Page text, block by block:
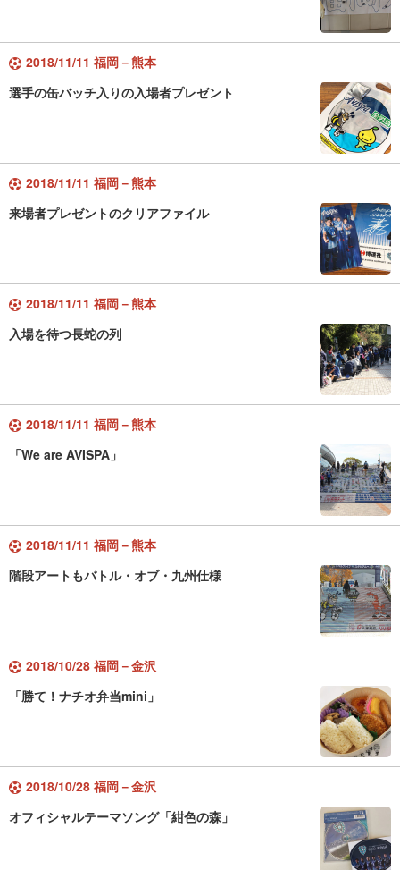
2018/11/11 福岡－熊本
選手の缶バッチ入りの入場者プレゼント
2018/11/11 福岡－熊本
来場者プレゼントのクリアファイル
2018/11/11 福岡－熊本
入場を待つ長蛇の列
2018/11/11 福岡－熊本
「We are AVISPA」
2018/11/11 福岡－熊本
階段アートもバトル・オブ・九州仕様
2018/10/28 福岡－金沢
「勝て！ナチオ弁当mini」
2018/10/28 福岡－金沢
オフィシャルテーマソング「紺色の森」